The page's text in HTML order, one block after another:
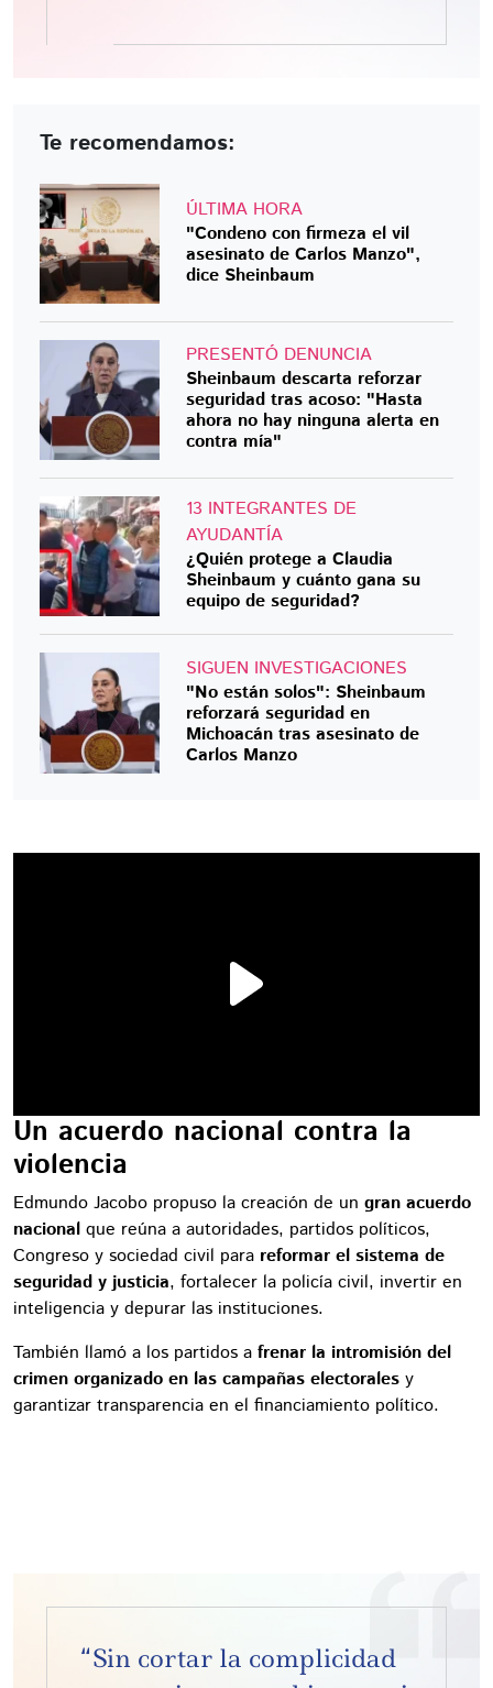
Te recomendamos:
ÚLTIMA HORA
"Condeno con firmeza el vil
asesinato de Carlos Manzo",
dice Sheinbaum
PRESENTÓ DENUNCIA
Sheinbaum descarta reforzar
seguridad tras acoso: "Hasta
ahora no hay ninguna alerta en
contra mía"
13 INTEGRANTES DE
AYUDANTÍA
¿Quién protege a Claudia
Sheinbaum y cuánto gana su
equipo de seguridad?
SIGUEN INVESTIGACIONES
"No están solos": Sheinbaum
reforzará seguridad en
Michoacán tras asesinato de
Carlos Manzo
Un acuerdo nacional contra la
violencia
Edmundo Jacobo propuso la creación de un gran acuerdo
nacional que reúna a autoridades, partidos políticos,
Congreso y sociedad civil para reformar el sistema de
seguridad y justicia, fortalecer la policía civil, invertir en
inteligencia y depurar las instituciones.
También llamó a los partidos a frenar la intromisión del
crimen organizado en las campañas electorales y
garantizar transparencia en el financiamiento político.
“Sin cortar la complicidad